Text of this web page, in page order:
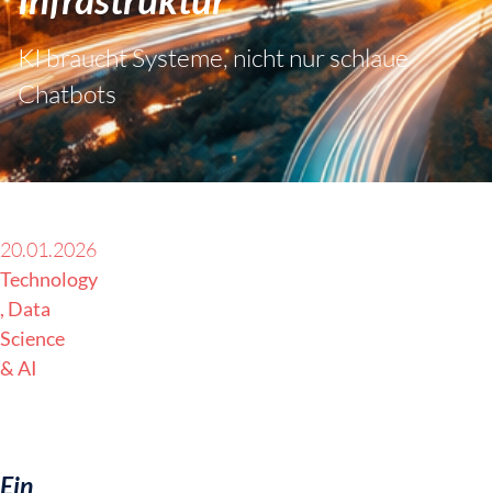
KI braucht Systeme, nicht nur schlaue
Chatbots
20.01.2026
Technology
Data
Science
& AI
Ein